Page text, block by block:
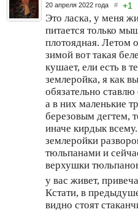
20 апреля 2022 года # +1
Это ласка, у меня
питается только
плотоядная. Летом
зимой вот такая
кушает, ели есть в
землеройка, я как
обязательно
а в них маленькие
березовым дегтем,
иначе кирдык
землеройки
тюльпанами и
верхушки
у вас живет,
Кстати, в
видно стоят